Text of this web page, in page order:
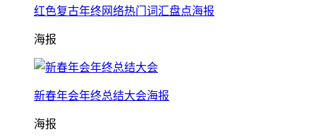
红色复古年终网络热门词汇盘点海报
海报
新春年会年终总结大会海报
海报